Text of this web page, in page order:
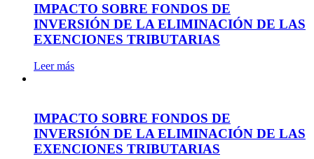
IMPACTO SOBRE FONDOS DE
INVERSIÓN DE LA ELIMINACIÓN DE LAS
EXENCIONES TRIBUTARIAS
Leer más
IMPACTO SOBRE FONDOS DE
INVERSIÓN DE LA ELIMINACIÓN DE LAS
EXENCIONES TRIBUTARIAS